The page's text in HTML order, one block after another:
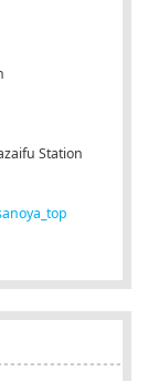
Station